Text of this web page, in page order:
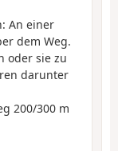
An einer
dem Weg.
oder sie zu
darunter
200/300 m